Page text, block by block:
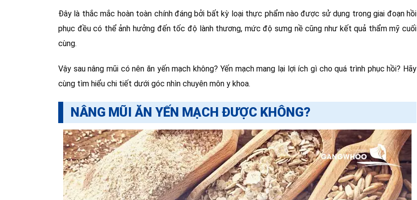
Đây là thắc mắc hoàn toàn chính đáng bởi bất kỳ loại thực phẩm nào được sử dụng trong giai đoạn hồi
phục đều có thể ảnh hưởng đến tốc độ lành thương, mức độ sưng nề cũng như kết quả thẩm mỹ cuối
cùng.
Vậy sau nâng mũi có nên ăn yến mạch không? Yến mạch mang lại lợi ích gì cho quá trình phục hồi? Hãy
cùng tìm hiểu chi tiết dưới góc nhìn chuyên môn y khoa.
NÂNG MŨI ĂN YẾN MẠCH ĐƯỢC KHÔNG?